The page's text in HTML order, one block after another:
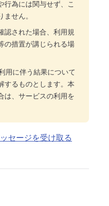
行為には関与せず、こ
せん。
認された場合、利用規
の措置が講じられる場
用に伴う結果について
するものとします。本
は、サービスの利用を
セージを受け取る